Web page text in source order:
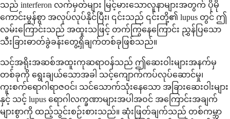
သည် interferon လက်မှတ်များ မြင့်မားသောလူနာများအတွက် ပိုမို
ကောင်းမွန်စွာ အလုပ်လုပ်နိုင်ပြီး၊ ၎င်းသည် ၎င်းတို့၏ lupus တွင် ဤ
လမ်းကြောင်းသည် အထူးသဖြင့် တက်ကြွနေကြောင်း ညွှန်ပြသော
သီးခြားဓာတ်ခွဲခန်းတွေ့ရှိချက်တစ်ခုဖြစ်သည်။
သင့်အရိုးအဆစ်အထူးကုဆရာဝန်သည် ဤဆေးဝါးများအနက်မှ
တစ်ခုကို ရွေးချယ်သောအခါ သင့်ကျောက်ကပ်လုပ်ဆောင်မှု၊
ကူးစက်ရောဂါရာဇဝင်၊ သင်သောက်သုံးနေသော အခြားဆေးဝါးများ
နှင့် သင့် lupus ရောဂါလက္ခဏာများအပါအဝင် အကြောင်းအချက်
များစွာကို ထည့်သွင်းစဉ်းစားသည်။ ဆုံးဖြတ်ချက်သည် တစ်ကမ္ဘာ